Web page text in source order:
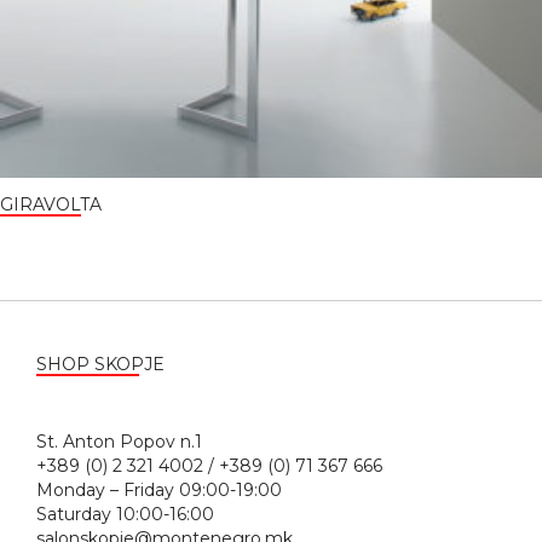
GIRAVOLTA
SHOP SKOPJE
St. Anton Popov n.1
+389 (0) 2 321 4002 / +389 (0) 71 367 666
Monday – Friday 09:00-19:00
Saturday 10:00-16:00